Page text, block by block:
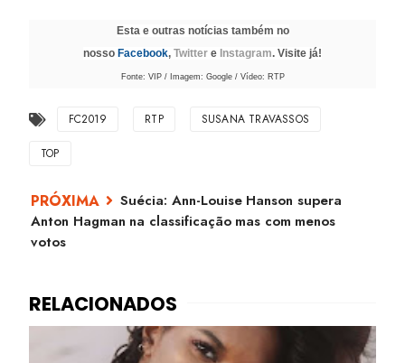
Esta e outras notícias também no
nosso Facebook, Twitter e Instagram. Visite já!
Fonte: VIP / Imagem: Google/ Vídeo: RTP
FC2019 RTP SUSANA TRAVASSOS
TOP
Suécia: Ann-Louise Hanson supera
Anton Hagman na classificação mas com menos
votos